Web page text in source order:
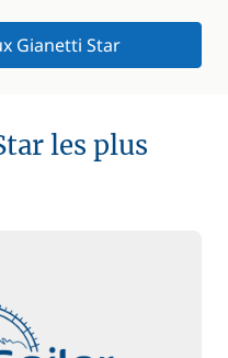
Gianetti Star
les plus